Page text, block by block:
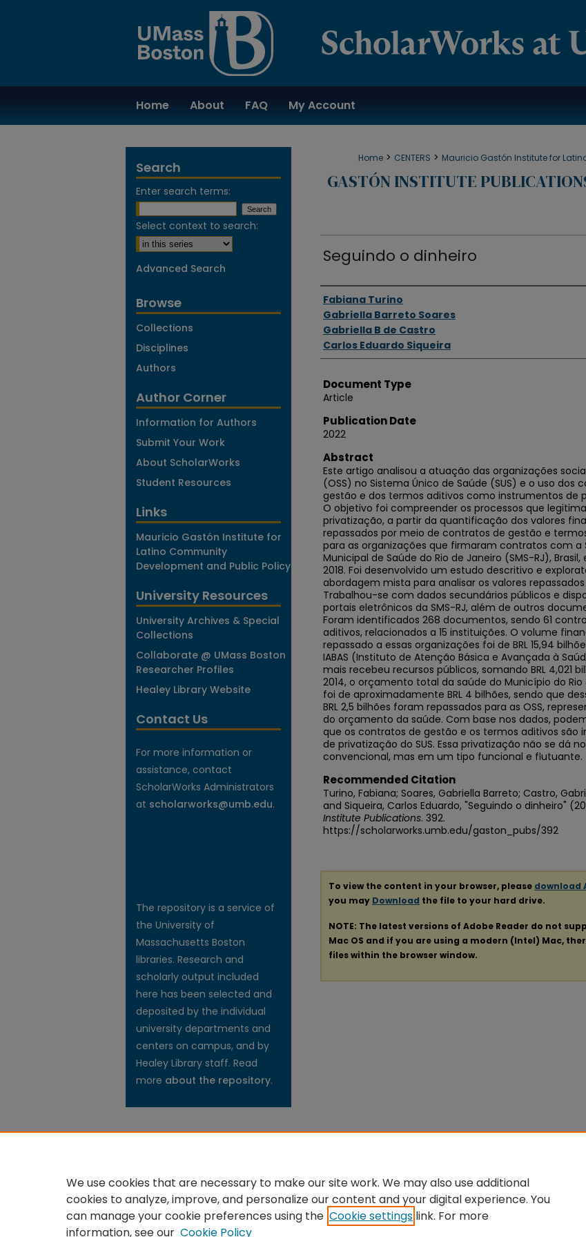
Home About FAQ My Account
Home > CENTERS > Mauricio Gastón Institute for
GASTÓN INSTITUTE
Seguindo o dinheiro
Authors
Fabiana Turino
Gabriella Barreto Soares
Gabriella B de Castro
Carlos Eduardo Siqueira
Document Type
Article
Publication Date
2022
Abstract
Este artigo analisou a atuação das organizações
(OSS) no Sistema Único de Saúde (SUS) e o uso dos
gestão e dos termos aditivos como instrumentos de
O objetivo foi compreender os processos que
privatização, a partir da quantificação dos valores
repassados por meio de contratos de gestão e
para as organizações que firmaram contratos com a
Municipal de Saúde do Rio de Janeiro (SMS-RJ),
2018. Foi desenvolvido um estudo descritivo e
abordagem mista para analisar os valores repassados
Trabalhou-se com dados secundários públicos e
portais eletrônicos da SMS-RJ, além de outros
Foram identificados 268 documentos, sendo 61
aditivos, relacionados a 15 instituições. O volume
repassado a essas organizações foi de BRL 15,94
IABAS (Instituto de Atenção Básica e Avançada à
mais recebeu recursos públicos, somando BRL 4,021
2014, o orçamento total da saúde do Município do Rio
foi de aproximadamente BRL 4 bilhões, sendo que
BRL 2,5 bilhões foram repassados para as OSS,
do orçamento da saúde. Com base nos dados,
que os contratos de gestão e os termos aditivos são
de privatização do SUS. Essa privatização não se dá
convencional, mas em um tipo funcional e flutuante.
Recommended Citation
Turino, Fabiana; Soares, Gabriella Barreto; Castro,
and Siqueira, Carlos Eduardo, "Seguindo o dinheiro"
Institute Publications. 392.
https://scholarworks.umb.edu/gaston_pubs/392
To view the content in your browser, please download
you may Download the file to your hard drive.
NOTE: The latest versions of Adobe Reader do not
Mac OS and if you are using a modern (Intel) Mac,
files within the browser window.
Search
Enter search terms:
Select context to search:
Advanced Search
Browse
Collections
Disciplines
Authors
Author Corner
Information for Authors
Submit Your Work
About ScholarWorks
Student Resources
Links
Mauricio Gastón Institute for
Latino Community
Development and Public Policy
University Resources
University Archives & Special
Collections
Collaborate @ UMass Boston
Researcher Profiles
Healey Library Website
Contact Us
For more information or
assistance, contact
ScholarWorks Administrators
at scholarworks@umb.edu.
The repository is a service of
the University of
Massachusetts Boston
libraries. Research and
scholarly output included
here has been selected and
deposited by the individual
university departments and
centers on campus, and by
Healey Library staff. Read
more about the repository.
We use cookies that are necessary to make our site work. We may also use additional
cookies to analyze, improve, and personalize our content and your digital experience. You
can manage your cookie preferences using the Cookie settings link. For more
information, see our Cookie Policy